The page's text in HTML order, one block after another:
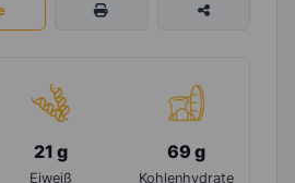
21 g
Eiweiß
69 g
Kohlenhydrate